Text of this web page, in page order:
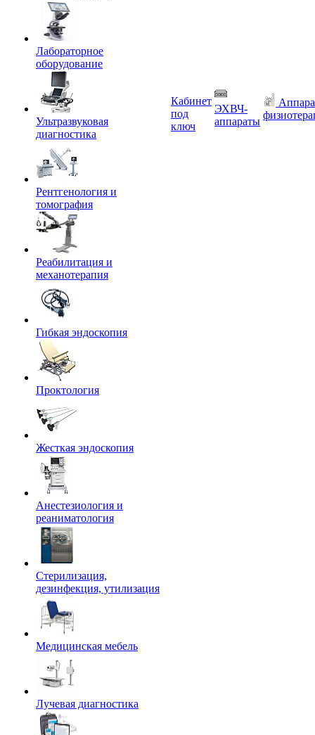
Лабораторное
оборудование
Ультразвуковая
диагностика
Рентгенология и
томография
Реабилитация и
механотерапия
Гибкая эндоскопия
Проктология
Жесткая эндоскопия
Анестезиология и
реаниматология
Стерилизация,
дезинфекция, утилизация
Медицинская мебель
Лучевая диагностика
Кабинет
под
ключ
ЭХВЧ-
аппараты